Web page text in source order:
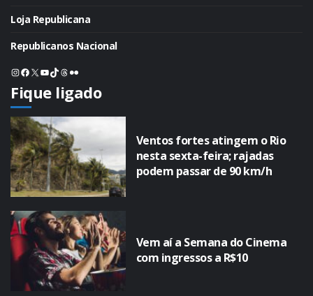
Loja Republicana
Republicanos Nacional
Instagram
Facebook
X Youtube
TikTok
Threads
Flickr
Fique ligado
Ventos fortes atingem o Rio
nesta sexta-feira; rajadas
podem passar de 90 km/h
Vem aí a Semana do Cinema
com ingressos a R$10